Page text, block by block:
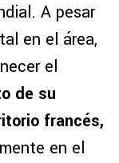
A pesar
en el área,
el
de su
francés,
en el